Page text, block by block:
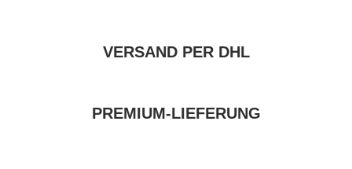
VERSAND PER DHL
PREMIUM-LIEFERUNG